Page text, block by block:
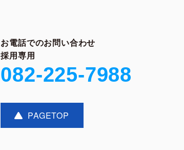
お電話でのお問い合わせ
採用専用
082-225-7988
PAGETOP